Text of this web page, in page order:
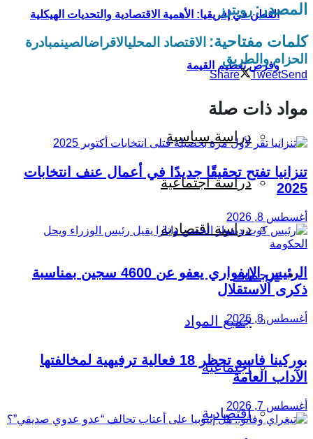
القطن في إفريقيا: الأهمية الاقتصادية والتحديات الهيكلية
وفرص تعظيم القيمة
دراسة سياسية
دراسة اجتماعية
دراسة اقتصادية
ترجمات
جميع المواد
اجتماعية
اقتصادية
المصدر: رويترز
كلمات مفتاحية: الاقتصاد المحليالاقراضالصينمبادرة
الحزام والطريق
Share TweetSend
مواد ذات صلة
تنزانيا تفتح تحقيقًا جديدًا في أعمال عنف انتخابات
2025
أغسطس 8, 2026
الرئيس الإيفواري يعفو عن 4600 سجين بمناسبة
ذكرى الاستقلال
أغسطس 8, 2026
بوركينا فاسو تحظر 18 فعالية ترفيهية لمخالفتها
الآداب العامة
أغسطس 7, 2026